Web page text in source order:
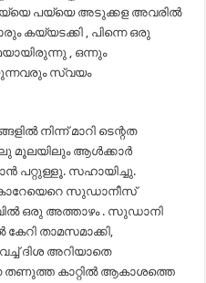
പയ്യെ അടുക്കള അവരിൽ
കയ്യടക്കി , പിന്നെ ഒരു
, ഒന്നും
സ്വയം
നിന്ന് മാറി ടെന്റത
മൂലയിലും ആൾക്കാർ
പറ്റുള്ളൂ. സഹായിച്ചു.
സുഡാനീസ്
ഒരു അത്താഴം . സുഡാനി
താമസമാക്കി,
ദിശ അറിയാതെ
തണുത്ത കാറ്റിൽ ആകാശത്തെ